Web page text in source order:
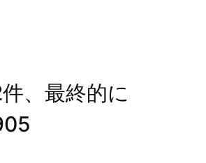
、最終的に